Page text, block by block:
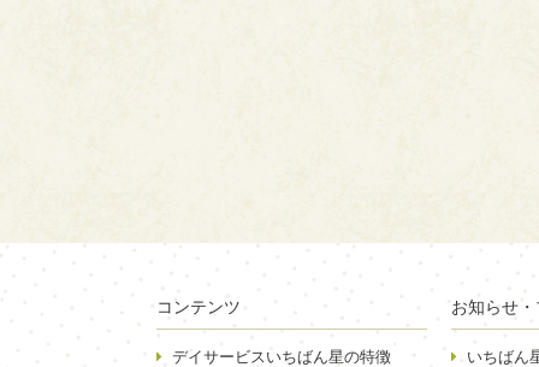
コンテンツ
デイサービスいちばん星の特徴
お知らせ
いちばん